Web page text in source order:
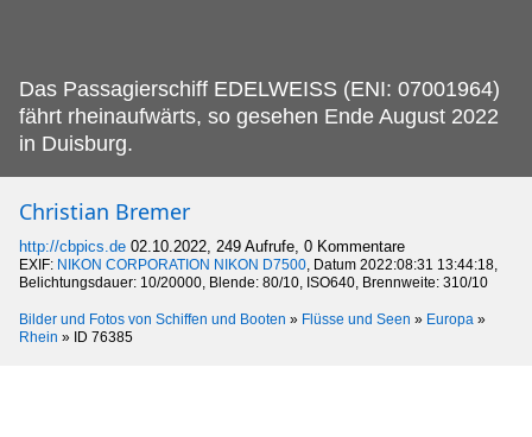
Das Passagierschiff EDELWEISS (ENI: 07001964)
fährt rheinaufwärts, so gesehen Ende August 2022
in Duisburg.
Christian Bremer
http://cbpics.de 02.10.2022, 249 Aufrufe, 0 Kommentare
EXIF: NIKON CORPORATION NIKON D7500, Datum 2022:08:31 13:44:18,
Belichtungsdauer: 10/20000, Blende: 80/10, ISO640, Brennweite: 310/10
Bilder und Fotos von Schiffen und Booten » Flüsse und Seen » Europa »
Rhein » ID 76385